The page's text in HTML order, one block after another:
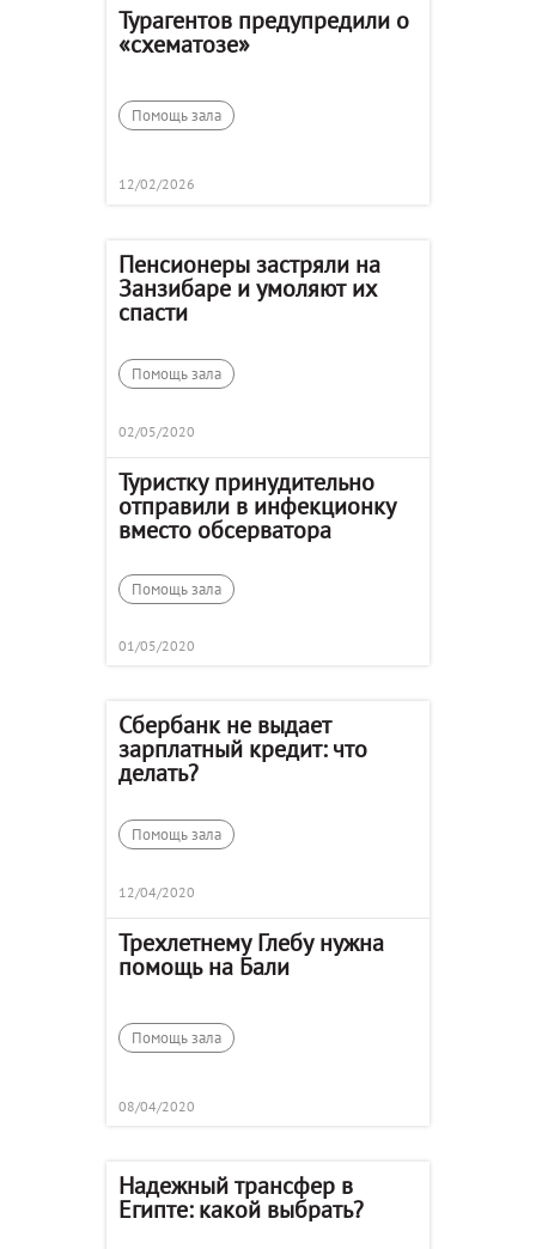
Турагентов предупредили о
«схематозе»
Помощь зала
12/02/2026
Пенсионеры застряли на
Занзибаре и умоляют их
спасти
Помощь зала
02/05/2020
Туристку принудительно
отправили в инфекционку
вместо обсерватора
Помощь зала
01/05/2020
Сбербанк не выдает
зарплатный кредит: что
делать?
Помощь зала
12/04/2020
Трехлетнему Глебу нужна
помощь на Бали
Помощь зала
08/04/2020
Надежный трансфер в
Египте: какой выбрать?